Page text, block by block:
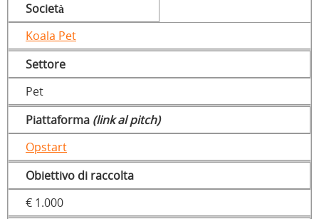
Società
Koala Pet
Settore
Pet
Piattaforma (link al pitch)
Opstart
Obiettivo di raccolta
€ 1.000